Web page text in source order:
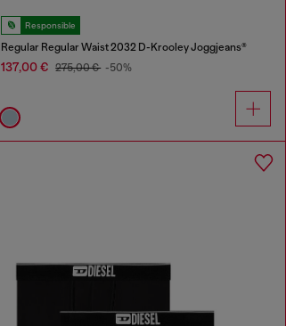
Responsible
Regular Regular Waist 2032 D-Krooley Joggjeans®
137,00 € 275,00 € -50%